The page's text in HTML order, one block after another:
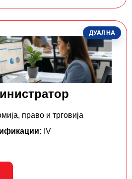
ДУАЛНА
право и трговија
IV